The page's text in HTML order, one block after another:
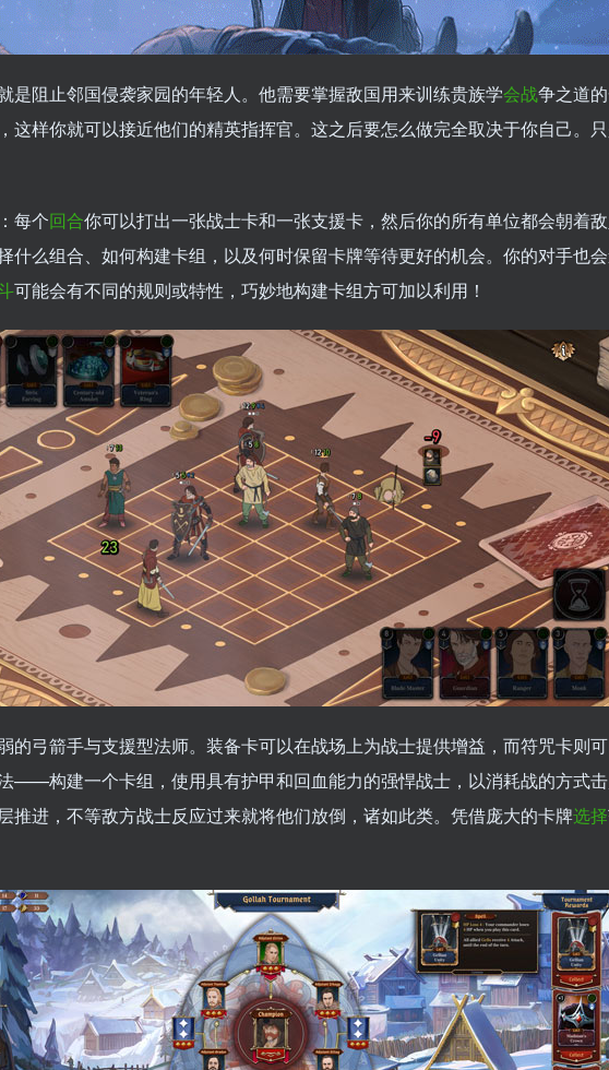
是阻止邻国侵袭家园的年轻人。他需要掌握敌国用来训练贵族学会战争之道
这样你就可以接近他们的精英指挥官。这之后要怎么做完全取决于你自己。
每个回合你可以打出一张战士卡和一张支援卡，然后你的所有单位都会朝着
什么组合、如何构建卡组，以及何时保留卡牌等待更好的机会。你的对手也
可能会有不同的规则或特性，巧妙地构建卡组方可加以利用！
的弓箭手与支援型法师。装备卡可以在战场上为战士提供增益，而符咒卡则
——构建一个卡组，使用具有护甲和回血能力的强悍战士，以消耗战的方式
推进，不等敌方战士反应过来就将他们放倒，诸如此类。凭借庞大的卡牌选择